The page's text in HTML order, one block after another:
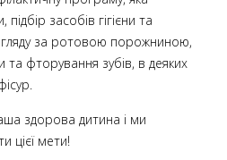
засобів гігієни та
за ротовою порожниною,
та фторування зубів, в деяких
здорова дитина і ми
цієї мети!